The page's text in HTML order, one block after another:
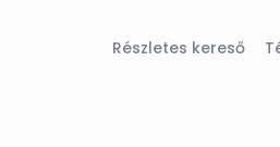
Részletes kereső